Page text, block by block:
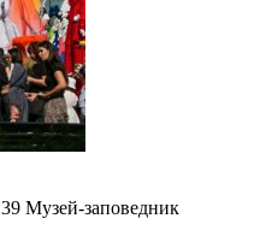
Музей-заповедник